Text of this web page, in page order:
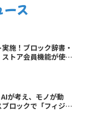
ース
施！ブロック辞書・
トア会員機能が使え
が考え、モノが動
ロックで「フィジカ